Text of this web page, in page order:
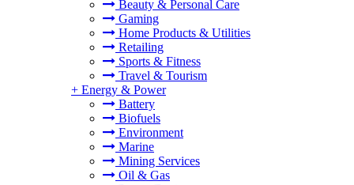
Beauty & Personal Care
Gaming
Home Products & Utilities
Retailing
Sports & Fitness
Travel & Tourism
+ Energy & Power
Battery
Biofuels
Environment
Marine
Mining Services
Oil & Gas